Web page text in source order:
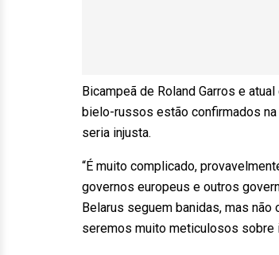
Bicampeã de Roland Garros e
bielo-russos estão confirmados
seria injusta.
“É muito complicado,
governos europeus e outros
Belarus seguem banidas, mas
seremos muito meticulosos sobre